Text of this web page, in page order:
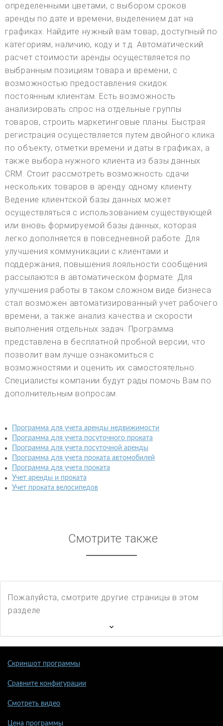
определенными цветами, с выбором сроков
аренды по дате и времени, выделением дат на
графиках. Найдите нужный вам товар, доступный по
категориям, наличию, коду и т.д. Автоматический
расчет стоимости аренды осуществляется по
выбранным позициям товара и времени, с
возможностью предоставления скидок
постоянным клиентам. Есть возможность
анализировать спрос на отдельные группы
товаров, строить маркетинговые планы. Быстрая
регистрация осуществляется путем двойного клика
по объекту, отметки времени и даты в графиках, а
также выбора нужного клиента из базы данных
CRM. Стоит рассмотреть возможность сдачи
нескольких товаров в аренду одному клиенту.
Ведение клиентской базы данных может
осуществляться с использованием существующей
или вновь формируемой базы данных, которая
легко дополняется в повседневной работе. Для
улучшения коммуникации с клиентами и
поддержания, повышения лояльности сообщения
рассылаются в автоматическом формате. Для
улучшения работы в таком сложном виде бизнеса
стал возможен автоматизированный учет рабочего
времени, а также анализ качества и скорости
выполнения отдельных задач. Программа
представлена в бесплатной пробной версии, что
позволит вам лучше ознакомиться с
возможностями и оценить их самостоятельно.
Специалисты компании будут рады помочь Вам по
дополнительным вопросам.
Программа для учета аренды недвижимости
Программа для учета посуточного проката
Программа для учета посуточной аренды
Программа для учета проката автомобилей
Программа для учета проката
Учет аренды и проката
Учет проката велосипедов
Смотрите также
Пожалуйста, смотрите другие страницы в этом
разделе
Скриншот программы
Сравните конфигурации
Смотреть видео
Цена программы